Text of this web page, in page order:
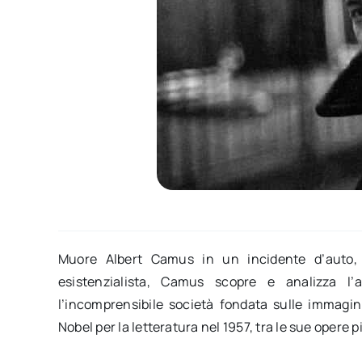
Muore Albert Camus in un incidente
esistenzialista, Camus scopre e analizza
l’incomprensibile società fondata sulle
Nobel per la letteratura nel 1957, tra le sue opere più